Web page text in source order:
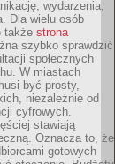
wydarzenia,
Dla wielu osób
także strona
szybko sprawdzić
społecznych
W miastach
być prosty,
niezależnie od
cyfrowych.
stawiają
Oznacza to, że
gotowych